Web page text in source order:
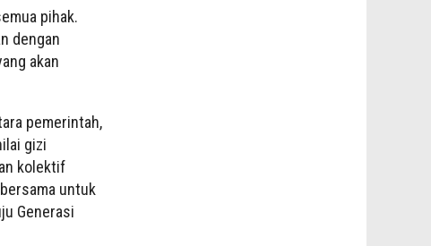
pihak.
dengan
akan
pemerintah,
gizi
kolektif
untuk
Generasi